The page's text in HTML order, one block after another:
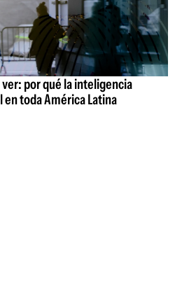
por qué la inteligencia
toda América Latina